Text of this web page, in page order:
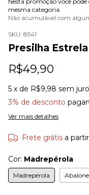
mesma categoria.
Não acumulável com
SKU: 8541
Presilha
R$49,90
5 x de R$9,98 sem
3% de desconto
Ver mais detalhes
Frete grátis a
Cor: Madrepérola
Madrepérola Abalone